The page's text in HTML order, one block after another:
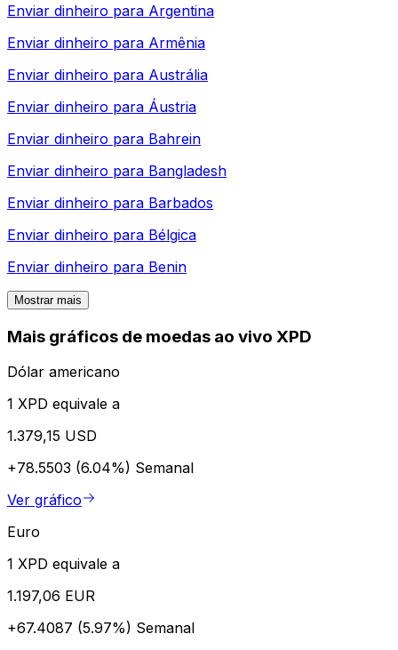
Enviar dinheiro para Argentina
Enviar dinheiro para Armênia
Enviar dinheiro para Austrália
Enviar dinheiro para Áustria
Enviar dinheiro para Bahrein
Enviar dinheiro para Bangladesh
Enviar dinheiro para Barbados
Enviar dinheiro para Bélgica
Enviar dinheiro para Benin
Mostrar mais
Mais gráficos de moedas ao vivo XPD
Dólar americano
1 XPD equivale a
1.379,15 USD
+78.5503 (6.04%) Semanal
Ver gráfico
Euro
1 XPD equivale a
1.197,06 EUR
+67.4087 (5.97%) Semanal